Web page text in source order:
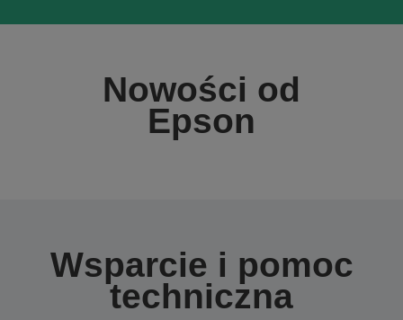
Nowości od
Epson
Wsparcie i pomoc
techniczna